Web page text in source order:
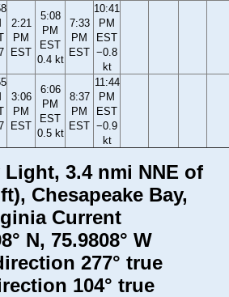
2:21
PM
EST
5:08
PM
EST
0.4 kt
7:33
PM
EST
10:41
PM
EST
−0.8
kt
3:06
PM
EST
6:06
PM
EST
0.5 kt
8:37
PM
EST
11:44
PM
EST
−0.9
kt
Light, 3.4 nmi NNE of
Chesapeake Bay,
Current
N, 75.9808° W
277° true
104° true